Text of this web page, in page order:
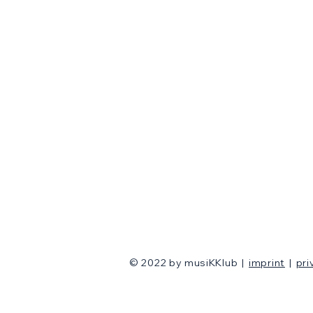
© 2022 by musiKKlub | imprint |